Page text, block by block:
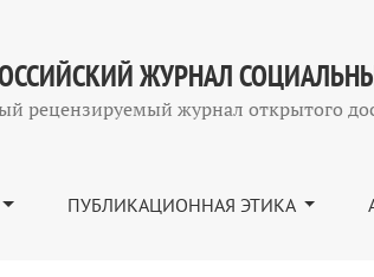
образования в Узбекистан
ЖУРНАЛ
рецензируемый журнал открытого
ПУБЛИКАЦИОННАЯ ЭТИКА